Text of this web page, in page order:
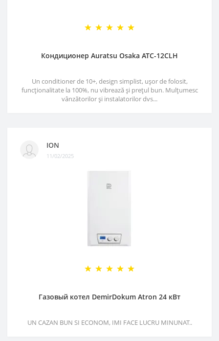
Кондиционер Auratsu Osaka ATC-12CLH
Un conditioner de 10+, design simplist, ușor de folosit,
funcționalitate la 100%, nu vibrează și prețul bun. Mulțumesc
vânzătorilor și instalatorilor dvs...
ION
11/02/2025
Газовый котел DemirDokum Atron 24 кВт
UN CAZAN BUN SI ECONOM, IMI FACE LUCRU MINUNAT..